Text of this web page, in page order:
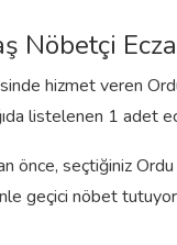
Nöbetçi
hizmet veren
listelenen 1 adet
önce, seçtiğiniz
geçici nöbet